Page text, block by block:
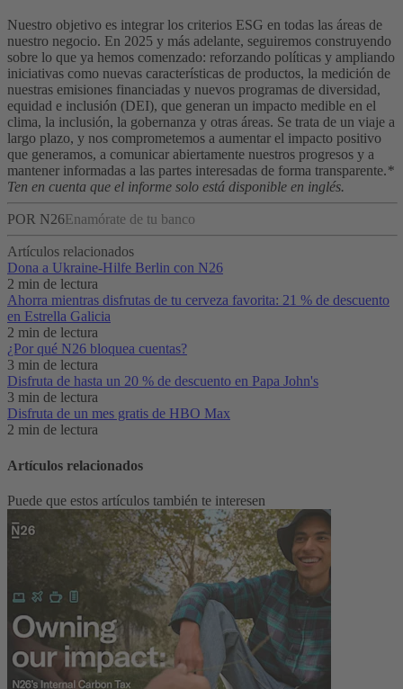
Nuestro objetivo es integrar los criterios ESG en todas las áreas de
nuestro negocio. En 2025 y más adelante, seguiremos construyendo
sobre lo que ya hemos comenzado: reforzando políticas y ampliando
iniciativas como nuevas características de productos, la medición de
nuestras emisiones financiadas y nuevos programas de diversidad,
equidad e inclusión (DEI), que generan un impacto medible en el
clima, la inclusión, la gobernanza y otras áreas. Se trata de un viaje a
largo plazo, y nos comprometemos a aumentar el impacto positivo
que generamos, a comunicar abiertamente nuestros progresos y a
mantener informadas a las partes interesadas de forma transparente.*
Ten en cuenta que el informe solo está disponible en inglés.
POR N26Enamórate de tu banco
Artículos relacionados
Dona a Ukraine-Hilfe Berlin con N26
2 min de lectura
Ahorra mientras disfrutas de tu cerveza favorita: 21 % de descuento
en Estrella Galicia
2 min de lectura
¿Por qué N26 bloquea cuentas?
3 min de lectura
Disfruta de hasta un 20 % de descuento en Papa John's
3 min de lectura
Disfruta de un mes gratis de HBO Max
2 min de lectura
Artículos relacionados
Puede que estos artículos también te interesen